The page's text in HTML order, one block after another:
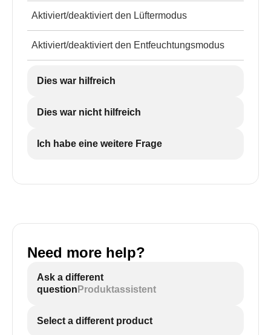
Aktiviert/deaktiviert den Lüftermodus
Aktiviert/deaktiviert den Entfeuchtungsmodus
Dies war hilfreich
Dies war nicht hilfreich
Ich habe eine weitere Frage
Need more help?
Ask a different
question Produktassistent
Select a different product